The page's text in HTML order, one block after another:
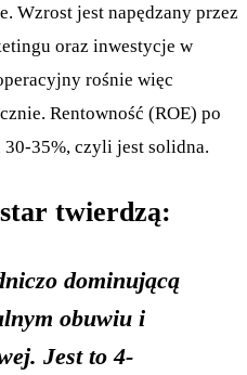
Wzrost jest napędzany przez
oraz inwestycje w
rośnie więc
Rentowność (ROE) po
30-35%, czyli jest solidna.
twierdzą:
dominującą
obuwiu i
Jest to 4-